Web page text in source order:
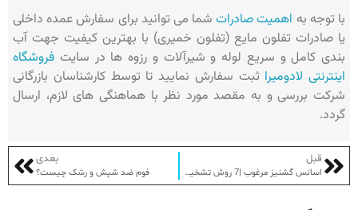
با توجه به اهمیت صادراتشما می توانید برای سفارش عمده داخلی
یا صادرات تفلون مایع (تفلون خمیری) با بهترین کیفیت جهت آب
بندی کامل و سریع لوله و شیرآلات و رزوه ها در سایت فروشگاه
اینترنتی لادومیرا ثبت سفارش نمایید تا توسط کارشناسان بازرگانی
شرکت بررسی و به مقصد مورد نظر با هماهنگی های لازم، ارسال
گردد.
قبل
اسانس گشنیز مرغوب |7 روش تشخیص اسانس گشنیز مرغوب
بعدی
فوم ضد شپش و رشک چیست؟